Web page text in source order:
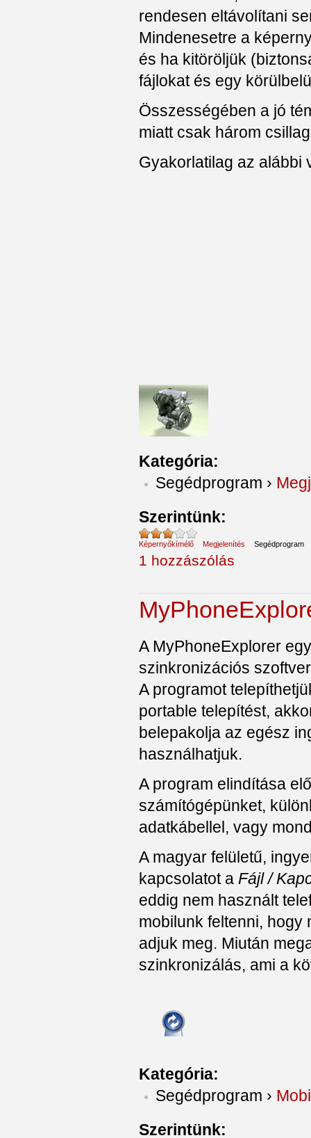
rendesen eltávolítani
Mindenesetre a
és ha kitöröljük
fájlokat és egy
Összességében a jó
miatt csak három
Gyakorlatilag az alábbi
Kategória:
Segédprogram ›
Szerintünk:
Képernyőkímélő Megjelenítés Segédprogram
1 hozzászólás
A MyPhoneExplorer
szinkronizációs
A programot
portable telepítést,
belepakolja az egész
használhatjuk.
A program elindítása
számítógépünket,
adatkábellel, vagy
A magyar felületű,
kapcsolatot a Fájl /
eddig nem használt
mobilunk feltenni,
adjuk meg. Miután
szinkronizálás, ami a
Kategória:
Segédprogram ›
Szerintünk: